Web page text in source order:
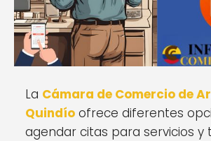
La Cámara de Comercio de
Quindío ofrece diferentes
agendar citas para servicios y